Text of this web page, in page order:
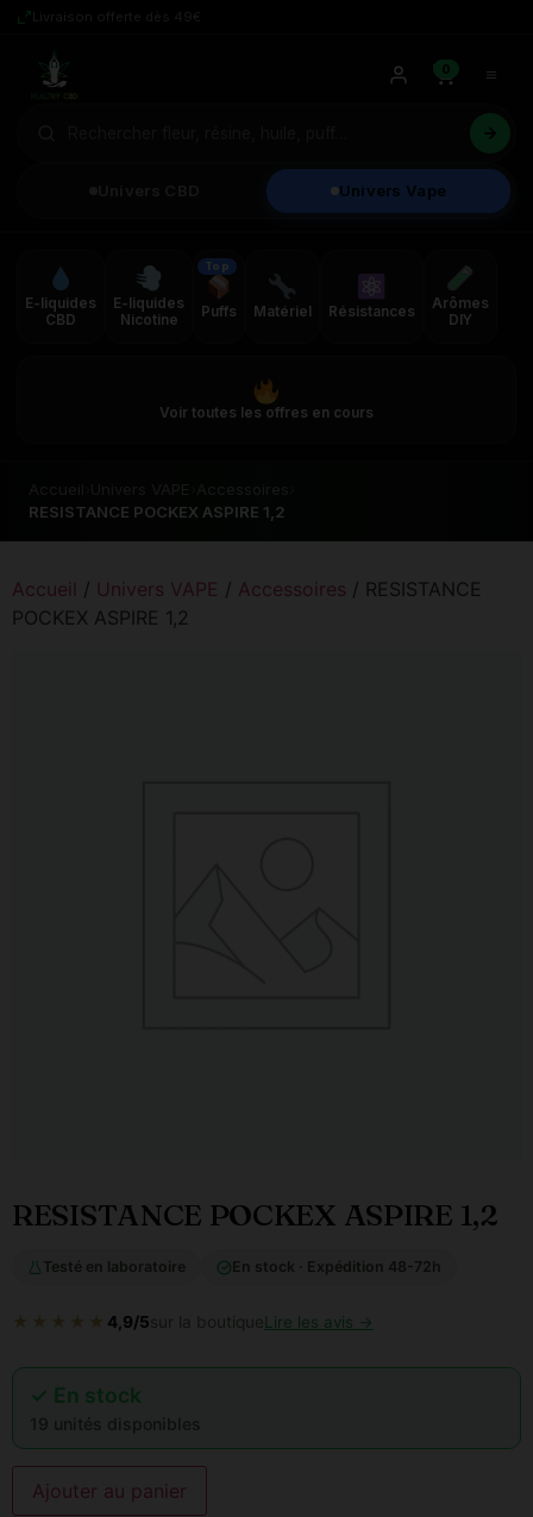
Univers Vape
0
E-liquides
CBD
E-liquides
Nicotine
Top
Puffs Matériel Résistances
Arômes
DIY
Voir toutes les offres en cours
RESISTANCE POCKEX ASPIRE 1,2
Accueil / Univers VAPE / Accessoires / RESISTANCE
POCKEX ASPIRE 1,2
RESISTANCE POCKEX ASPIRE 1,2
Testé en laboratoire En stock · Expédition 48-72h
★★★★★ 4,9/5sur la boutiqueLire les avis →
✓ En stock
19 unités disponibles
Ajouter au panier